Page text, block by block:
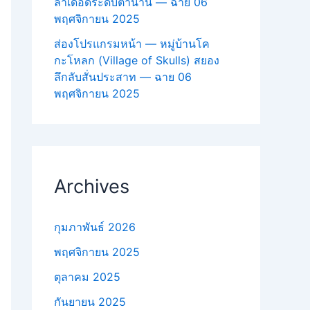
พฤศจิกายน 2025
ส่องโปรแกรมหน้า — หมู่บ้านโค
กะโหลก (Village of Skulls) สยอง
ลึกลับสั่นประสาท — ฉาย 06
พฤศจิกายน 2025
Archives
กุมภาพันธ์ 2026
พฤศจิกายน 2025
ตุลาคม 2025
กันยายน 2025